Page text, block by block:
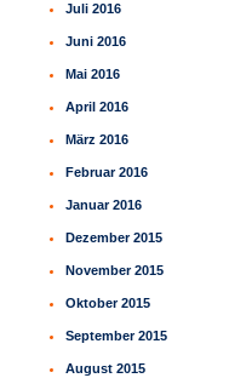
Juli 2016
Juni 2016
Mai 2016
April 2016
März 2016
Februar 2016
Januar 2016
Dezember 2015
November 2015
Oktober 2015
September 2015
August 2015